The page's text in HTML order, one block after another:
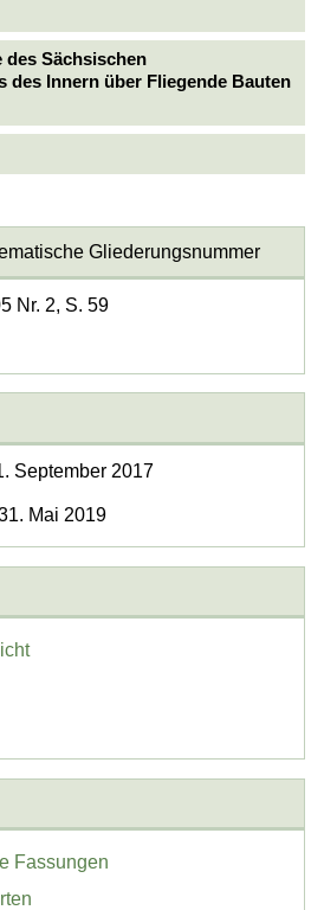
des Sächsischen
des Innern über Fliegende Bauten
Gliederungsnummer
Nr. 2, S. 59
September 2017
Mai 2019
Fassungen